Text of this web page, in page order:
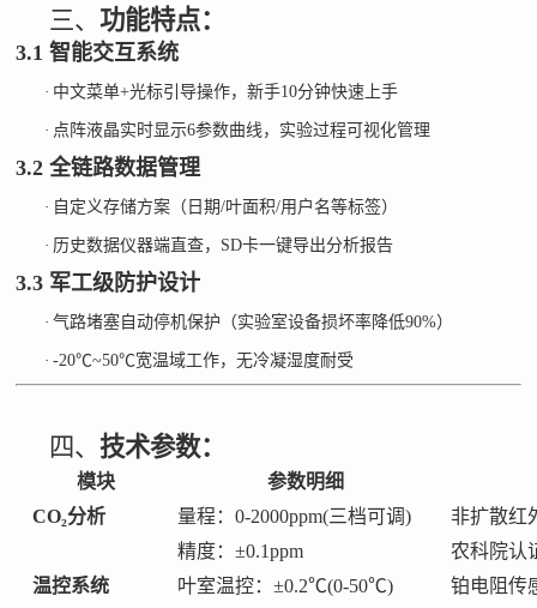
三、功能特点：
3.1 智能交互系统
· 中文菜单+光标引导操作，新手10分钟快速上手
· 点阵液晶实时显示6参数曲线，实验过程可视化管理
3.2 全链路数据管理
· 自定义存储方案（日期/叶面积/用户名等标签）
· 历史数据仪器端直查， SD卡一键导出分析报告
3.3 军工级防护设计
·气路堵塞自动停机保护（实验室设备损坏率降低90%）
·-20℃~50℃宽温域工作，无冷凝湿度耐受
四、 技术参数：
模块
参数明细
CO₂分析
量程：0-2000ppm(三档可调)
非扩散红
精度：±0.1ppm
农科院认
温控系统
叶室温控：±0.2℃(0-50℃)
铂电阻传